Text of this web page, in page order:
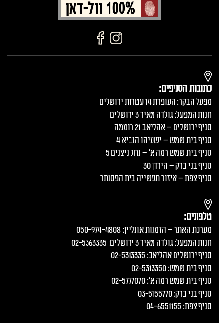
כתובות הסניפים:
מפעל הבקר: העופרת 14 עטרות ירושלים
חנות המפעל: גולדה מאיר 3 ירושלים
סניף ירושלים – אהליאב 21 רוממה
סניף בית שמש – ישעיהו הנביא 4
סניף בית שמש רמה א׳ – נחל ניצנים 5
סניף בני ברק – הירדן 30
סניף צפת – איזור תעשייה בית הפסנתר
טלפונים:
מערכת האתר – הזמנות אונליין: 050-974-4808
חנות המפעל: גולדה מאיר 3 ירושלים: 02-5363335
סניף ירושלים אהליאב: 02-5313335
סניף בית שמש: 02-5313350
סניף בית שמש רמה א׳: 02-5777070
סניף בני ברק: 03-5155770
סניף צפת: 04-6551155